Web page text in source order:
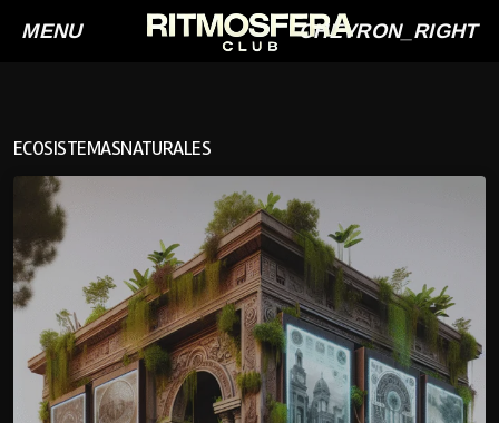
MENU CHEVRON_RIGHT
ECOSISTEMASNATURALES